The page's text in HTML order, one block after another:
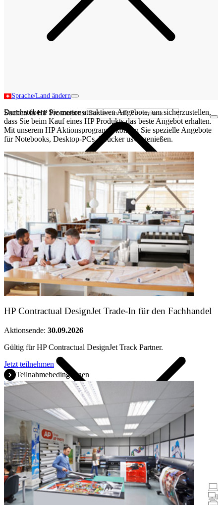
Produkte
Notebooks & Tablets
Desktops
Promotionen
Sprache/Land ändern
Suchen in HP Promotions
Durchstöbern Sie unsere attraktiven Angebote, um sicherzustellen,
dass Sie beim Kauf eines HP Produkts das beste Angebot erhalten.
Mit unserem HP Aktionsprogramm können Sie spezielle Angebote
für Notebooks, Desktop-PCs, Drucker usw. genießen.
HP Contractual DesignJet Trade-In für den Fachhandel
Aktionsende: 30.09.2026
Gültig für HP Contractual DesignJet Track Partner.
Jetzt teilnehmen
Teilnahmebedingungen